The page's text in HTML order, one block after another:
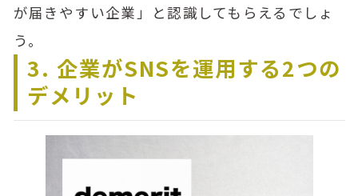
が届きやすい企業」と認識してもらえるでしょ
う。
3. 企業がSNSを運用する2つの
デメリット